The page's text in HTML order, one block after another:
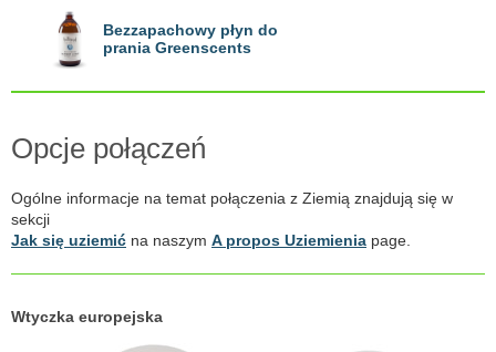
Bezzapachowy płyn do
prania Greenscents
Opcje połączeń
Ogólne informacje na temat połączenia z Ziemią znajdują się w
sekcji
Jak się uziemić na naszym A propos Uziemienia page.
Wtyczka europejska